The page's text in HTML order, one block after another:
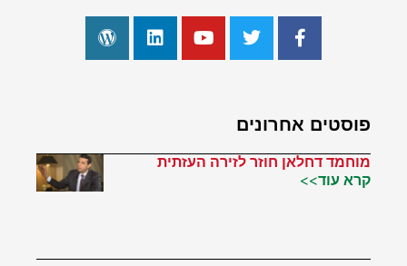
פוסטים אחרונים
מוחמד דחלאן חוזר לזירה העזתית
קרא עוד>>